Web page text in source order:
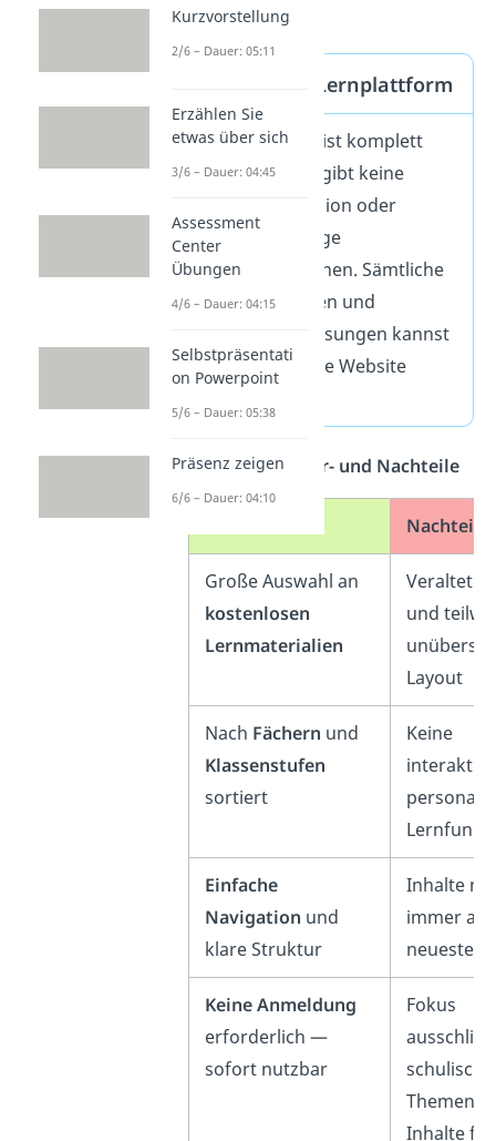
erforderlich.
Kosten der Lernplattform
Schulminator ist komplett
kostenlos
. Es gibt keine
Premium-Version oder
kostenpflichtige
Zusatzfunktionen. Sämtliche
Lernmaterialien und
Zusammenfassungen kannst
du frei über die Website
Übersicht — Vor- und Nachteile
Nachteile
Große Auswahl an
kostenlosen
Lernmaterialien
und
Layout
Nach Fächern und
Klassenstufen
sortiert
Keine
Einfache
Navigation und
klare Struktur
Inhalte
immer
neuesten
Keine Anmeldung
erforderlich —
sofort nutzbar
Fokus
schulische
Themen
Inhalte für
Kurzvorstellung
2/6 – Dauer: 05:11
Erzählen Sie
etwas über sich
3/6 – Dauer: 04:45
Assessment
Center
Übungen
4/6 – Dauer: 04:15
Selbstpräsentati
on Powerpoint
5/6 – Dauer: 05:38
Präsenz zeigen
6/6 – Dauer: 04:10